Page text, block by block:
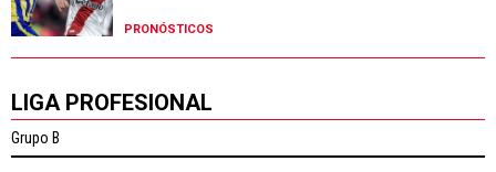
PRONÓSTICOS
LIGA PROFESIONAL